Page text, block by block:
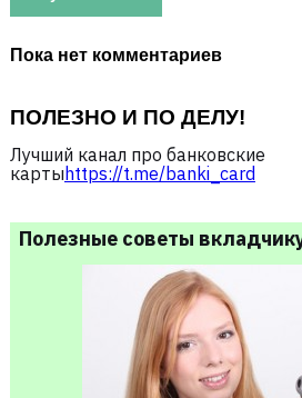
Пока нет комментариев
ПОЛЕЗНО И ПО ДЕЛУ!
Лучший канал про банковские
карты https://t.me/banki_card
Полезные советы